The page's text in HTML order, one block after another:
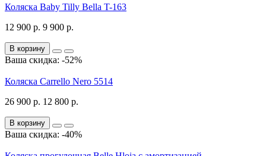
Коляска Baby Tilly Bella T-163
12 900 р. 9 900 р.
В корзину
Ваша скидка: -52%
Коляска Carrello Nero 5514
26 900 р. 12 800 р.
В корзину
Ваша скидка: -40%